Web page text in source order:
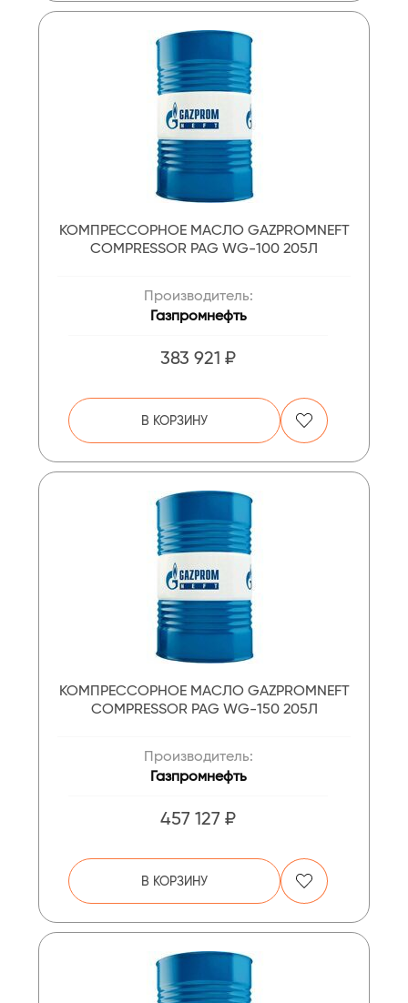
КОМПРЕССОРНОЕ МАСЛО GAZPROMNEFT
COMPRESSOR PAG WG-100 205Л
Производитель:
Газпромнефть
383 921 ₽
В КОРЗИНУ
КОМПРЕССОРНОЕ МАСЛО GAZPROMNEFT
COMPRESSOR PAG WG-150 205Л
Производитель:
Газпромнефть
457 127 ₽
В КОРЗИНУ